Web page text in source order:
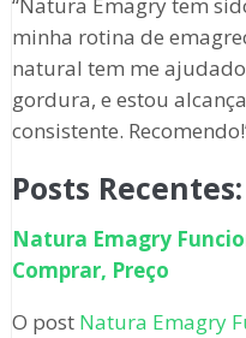
“Natura Emagry tem
minha rotina de
natural tem me
gordura, e estou
consistente.
Posts Recentes:
Natura Emagry
Comprar, Preço
O post Natura Emagry